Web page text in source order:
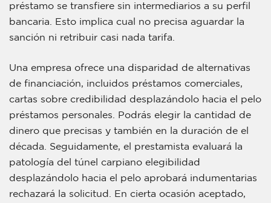
préstamo se transfiere sin intermediarios a su perfil
bancaria. Esto implica cual no precisa aguardar la
sanción ni retribuir casi nada tarifa.
Una empresa ofrece una disparidad de alternativas
de financiación, incluidos préstamos comerciales,
cartas sobre credibilidad desplazándolo hacia el pelo
préstamos personales. Podrás elegir la cantidad de
dinero que precisas y también en la duración de el
década. Seguidamente, el prestamista evaluará la
patologí­a del túnel carpiano elegibilidad
desplazándolo hacia el pelo aprobará indumentarias
rechazará la solicitud. En cierta ocasión aceptado,